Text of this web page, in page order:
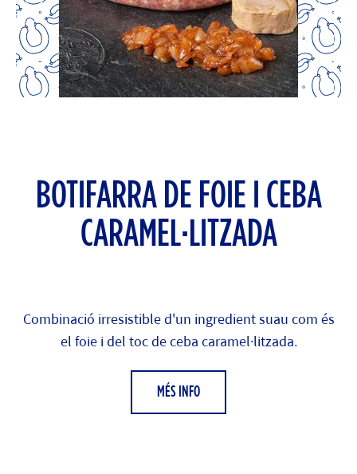
BOTIFARRA DE FOIE I CEBA
CARAMEL·LITZADA
Combinació irresistible d'un ingredient suau com és
el foie i del toc de ceba caramel·litzada.
MÉS INFO